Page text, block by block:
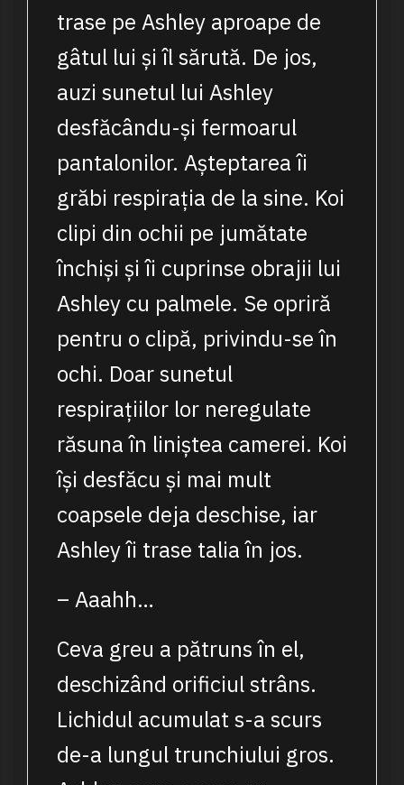
trase pe Ashley aproape de
gâtul lui și îl sărută. De jos,
auzi sunetul lui Ashley
desfăcându-și fermoarul
pantalonilor. Așteptarea îi
grăbi respirația de la sine. Koi
clipi din ochii pe jumătate
închiși și îi cuprinse obrajii lui
Ashley cu palmele. Se opriră
pentru o clipă, privindu-se în
ochi. Doar sunetul
respirațiilor lor neregulate
răsuna în liniștea camerei. Koi
își desfăcu și mai mult
coapsele deja deschise, iar
Ashley îi trase talia în jos.
– Aaahh…
Ceva greu a pătruns în el,
deschizând orificiul strâns.
Lichidul acumulat s-a scurs
de-a lungul trunchiului gros.